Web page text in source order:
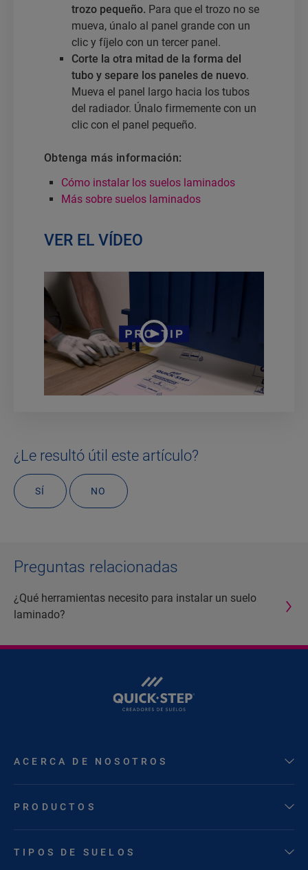
trozo pequeño. Para que el trozo no se
mueva, únalo al panel grande con un
clic y fíjelo con un tercer panel.
Corte la otra mitad de la forma del
tubo y separe los paneles de nuevo.
Mueva el panel largo hacia los tubos
del radiador. Únalo firmemente con un
clic con el panel pequeño.
Obtenga más información:
Cómo instalar los suelos laminados
Más sobre suelos laminados
VER EL VÍDEO
¿Le resultó útil este artículo?
SÍ NO
Preguntas relacionadas
¿Qué herramientas necesito para instalar un suelo
laminado?
ACERCA DE NOSOTROS
PRODUCTOS
TIPOS DE SUELOS